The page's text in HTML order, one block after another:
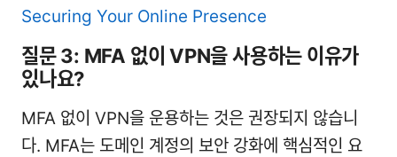
Securing Your Online Presence
질문 3: MFA 없이 VPN을 사용하는 이유가
있나요?
MFA 없이 VPN을 운용하는 것은 권장되지 않습니
다. MFA는 도메인 계정의 보안 강화에 핵심적인 요